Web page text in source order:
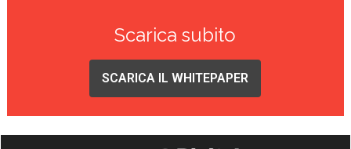
Scarica subito
SCARICA IL WHITEPAPER